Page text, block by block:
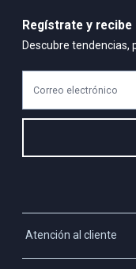
Atención al cliente
Regístrate y recibe
Descubre tendencias,
Correo electrónico